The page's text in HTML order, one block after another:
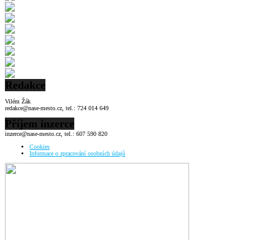
Redakce
Vilém Žák
redakce@nase-mesto.cz, tel.: 724 014 649
Příjem inzerce
inzerce@nase-mesto.cz, tel.: 607 590 820
Cookies
Informace o zpracování osobních údajů